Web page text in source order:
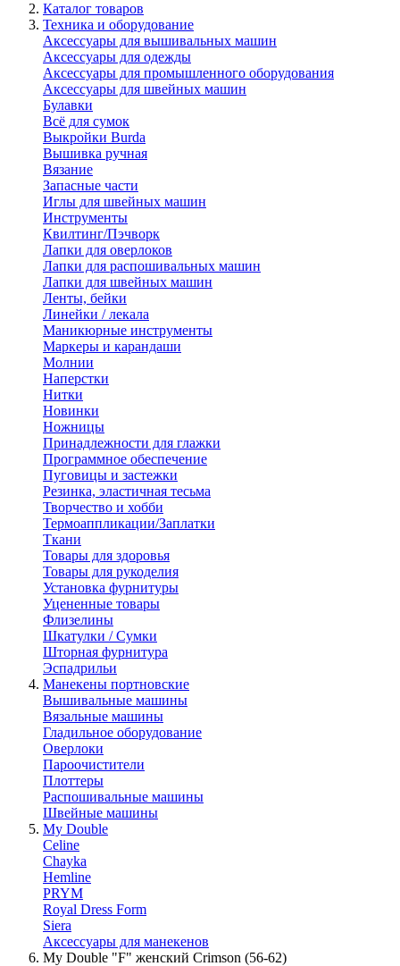
Каталог товаров
Техника и оборудование
Аксессуары для вышивальных машин
Аксессуары для одежды
Аксессуары для промышленного оборудования
Аксессуары для швейных машин
Булавки
Всё для сумок
Выкройки Burda
Вышивка ручная
Вязание
Запасные части
Иглы для швейных машин
Инструменты
Квилтинг/Пэчворк
Лапки для оверлоков
Лапки для распошивальных машин
Лапки для швейных машин
Ленты, бейки
Линейки / лекала
Маникюрные инструменты
Маркеры и карандаши
Молнии
Наперстки
Нитки
Новинки
Ножницы
Принадлежности для глажки
Программное обеспечение
Пуговицы и застежки
Резинка, эластичная тесьма
Творчество и хобби
Термоаппликации/Заплатки
Ткани
Товары для здоровья
Товары для рукоделия
Установка фурнитуры
Уцененные товары
Флизелины
Шкатулки / Сумки
Шторная фурнитура
Эспадрильи
Манекены портновские
Вышивальные машины
Вязальные машины
Гладильное оборудование
Оверлоки
Пароочистители
Плоттеры
Распошивальные машины
Швейные машины
My Double
Celine
Chayka
Hemline
PRYM
Royal Dress Form
Siera
Аксессуары для манекенов
My Double "F" женский Crimson (56-62)